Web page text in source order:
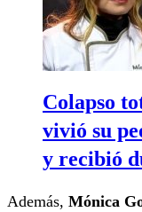
Colapso
vivió su
y recibió
Además, Mónica